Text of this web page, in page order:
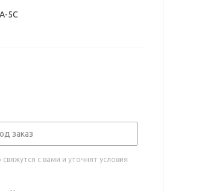
5C
заказ
с вами и уточнят условия